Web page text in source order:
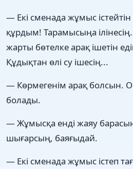
— Екі сменада жұмыс
құрдым! Тарамысыңа
жарты бөтелке арақ ішетін
Құдықтан өлі су ішесің...
— Көрмегенім арақ болсын.
болады.
— Жұмысқа енді жаяу
шығарсың, баяғыдай.
— Екі сменада жұмыс істеп